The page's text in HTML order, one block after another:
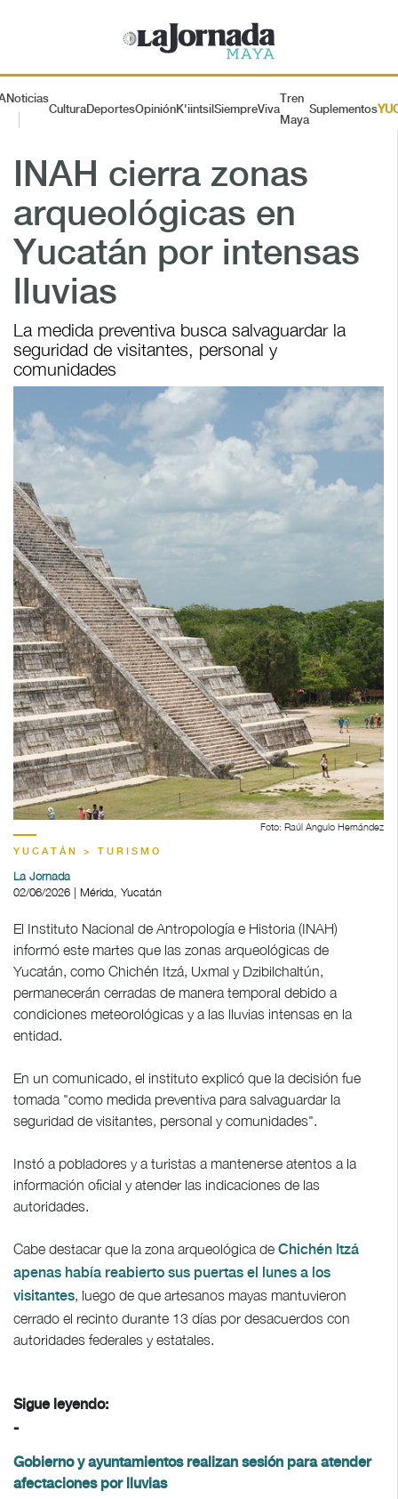
Noticias
CulturaDeportesOpiniónK'iintsil SiempreViva
Tren
Maya
Suplementos
INAH cierra zonas
arqueológicas en
Yucatán por intensas
lluvias
La medida preventiva busca salvaguardar la
seguridad de visitantes, personal y
comunidades
Foto: Raúl Angulo Hernández
YUCATÁN > TURISMO
La Jornada
02/06/2026 | Mérida, Yucatán
El Instituto Nacional de Antropología e Historia (INAH)
informó este martes que las zonas arqueológicas de
Yucatán, como Chichén Itzá, Uxmal y Dzibilchaltún,
permanecerán cerradas de manera temporal debido a
condiciones meteorológicas y a las lluvias intensas en la
entidad.
En un comunicado, el instituto explicó que la decisión fue
tomada "como medida preventiva para salvaguardar la
seguridad de visitantes, personal y comunidades".
Instó a pobladores y a turistas a mantenerse atentos a la
información oficial y atender las indicaciones de las
autoridades.
Cabe destacar que la zona arqueológica de Chichén Itzá
apenas había reabierto sus puertas el lunes a los
visitantes, luego de que artesanos mayas mantuvieron
cerrado el recinto durante 13 días por desacuerdos con
autoridades federales y estatales.
Sigue leyendo:
-
Gobierno y ayuntamientos realizan sesión para atender
afectaciones por lluvias